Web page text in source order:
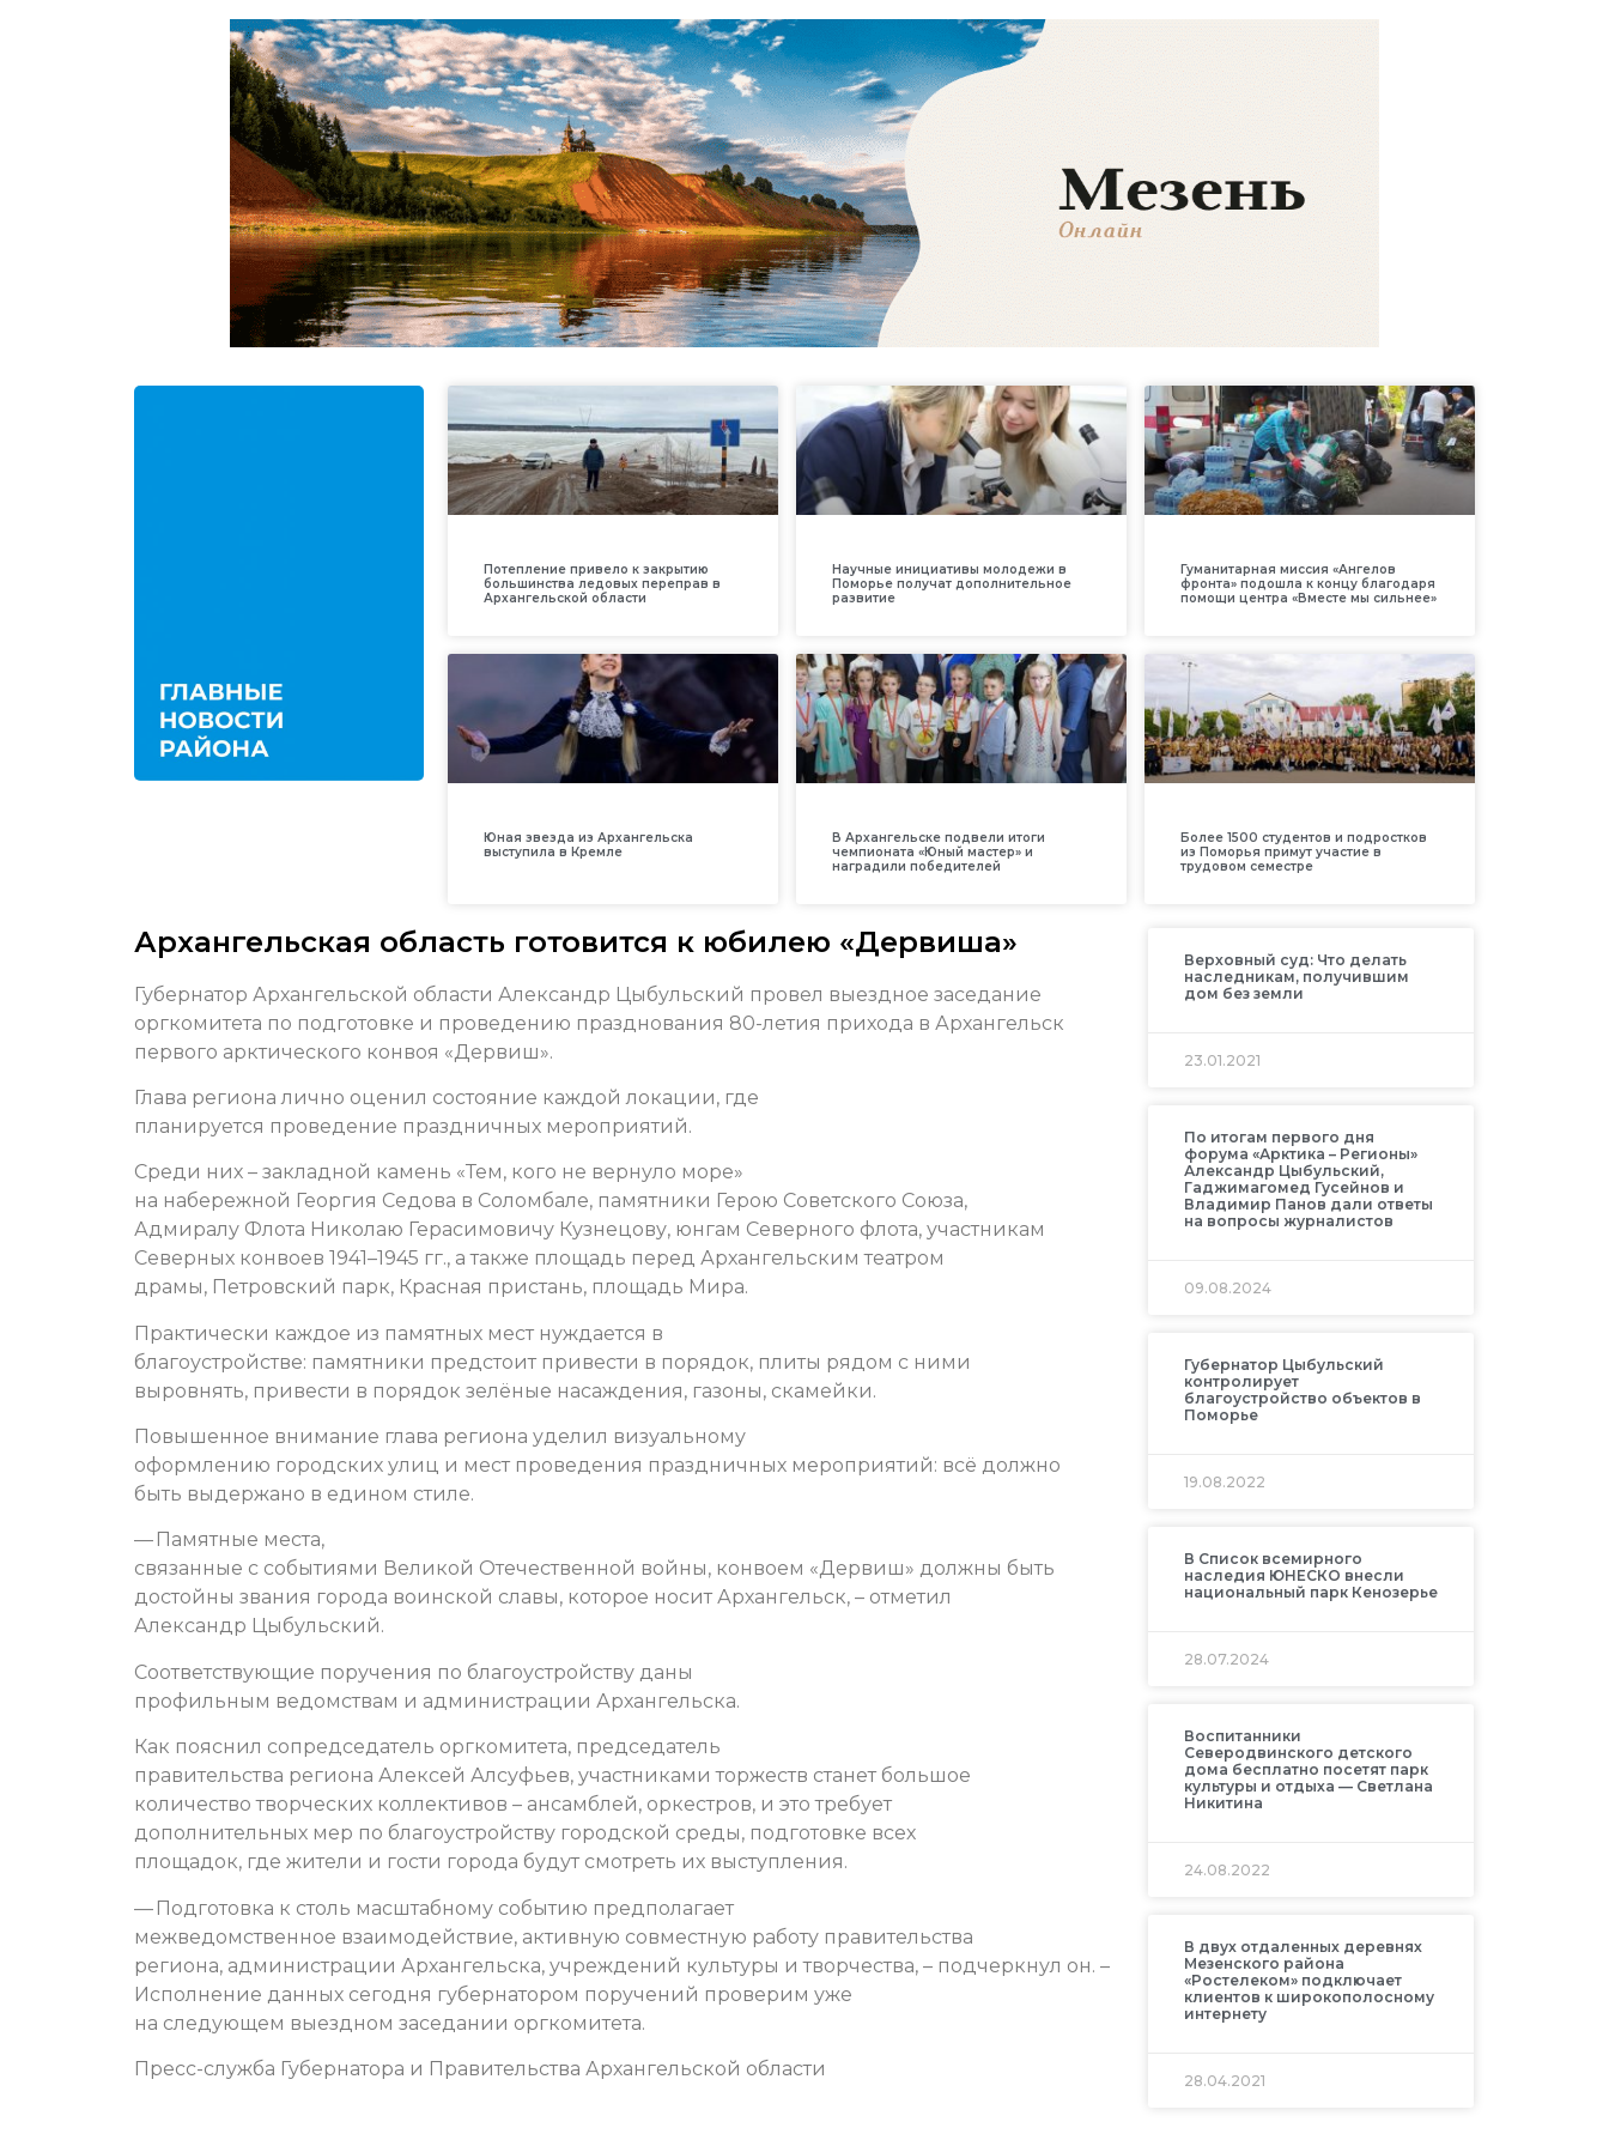
Потепление привело к закрытию
большинства ледовых переправ в
Архангельской области
Научные инициативы молодежи в
Поморье получат дополнительное
развитие
Гуманитарная миссия «Ангелов
фронта» подошла к концу благодаря
помощи центра «Вместе мы сильнее»
Юная звезда из Архангельска
выступила в Кремле
В Архангельске подвели итоги
чемпионата «Юный мастер» и
наградили победителей
Более 1500 студентов и подростков
из Поморья примут участие в
трудовом семестре
Архангельская область готовится к юбилею «Дервиша»
Губернатор Архангельской области Александр Цыбульский провел выездное заседание
оргкомитета по подготовке и проведению празднования 80-летия прихода в Архангельск
первого арктического конвоя «Дервиш».
Глава региона лично оценил состояние каждой локации, где
планируется проведение праздничных мероприятий.
Среди них – закладной камень «Тем, кого не вернуло море»
на набережной Георгия Седова в Соломбале, памятники Герою Советского Союза,
Адмиралу Флота Николаю Герасимовичу Кузнецову, юнгам Северного флота, участникам
Северных конвоев 1941–1945 гг., а также площадь перед Архангельским театром
драмы, Петровский парк, Красная пристань, площадь Мира.
Практически каждое из памятных мест нуждается в
благоустройстве: памятники предстоит привести в порядок, плиты рядом с ними
выровнять, привести в порядок зелёные насаждения, газоны, скамейки.
Повышенное внимание глава региона уделил визуальному
оформлению городских улиц и мест проведения праздничных мероприятий: всё должно
быть выдержано в едином стиле.
— Памятные места,
связанные с событиями Великой Отечественной войны, конвоем «Дервиш» должны быть
достойны звания города воинской славы, которое носит Архангельск, – отметил
Александр Цыбульский.
Соответствующие поручения по благоустройству даны
профильным ведомствам и администрации Архангельска.
Как пояснил сопредседатель оргкомитета, председатель
правительства региона Алексей Алсуфьев, участниками торжеств станет большое
количество творческих коллективов – ансамблей, оркестров, и это требует
дополнительных мер по благоустройству городской среды, подготовке всех
площадок, где жители и гости города будут смотреть их выступления.
— Подготовка к столь масштабному событию предполагает
межведомственное взаимодействие, активную совместную работу правительства
региона, администрации Архангельска, учреждений культуры и творчества, – подчеркнул он. –
Исполнение данных сегодня губернатором поручений проверим уже
на следующем выездном заседании оргкомитета.
Пресс-служба Губернатора и Правительства Архангельской области
Верховный суд: Что делать
наследникам, получившим
дом без земли
23.01.2021
По итогам первого дня
форума «Арктика – Регионы»
Александр Цыбульский,
Гаджимагомед Гусейнов и
Владимир Панов дали ответы
на вопросы журналистов
09.08.2024
Губернатор Цыбульский
контролирует
благоустройство объектов в
Поморье
19.08.2022
В Список всемирного
наследия ЮНЕСКО внесли
национальный парк Кенозерье
28.07.2024
Воспитанники
Северодвинского детского
дома бесплатно посетят парк
культуры и отдыха — Светлана
Никитина
24.08.2022
В двух отдаленных деревнях
Мезенского района
«Ростелеком» подключает
клиентов к широкополосному
интернету
28.04.2021